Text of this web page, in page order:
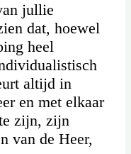
jullie
dat, hoewel
heel
altijd in
en met elkaar
zijn, zijn
van de Heer,